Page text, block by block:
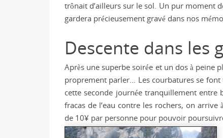
trônait d’ailleurs sur le sol. Un pur moment
gardera précieusement gravé dans nos
Descente dans les
Après une superbe soirée et un dos à peine
proprement parler… Les courbatures se
cette seconde journée tranquillement
fracas de l’eau contre les rochers, on
de 10¥ par personne pour pouvoir